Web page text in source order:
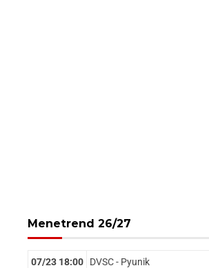
Menetrend 26/27
07/23 18:00 DVSC - Pyunik